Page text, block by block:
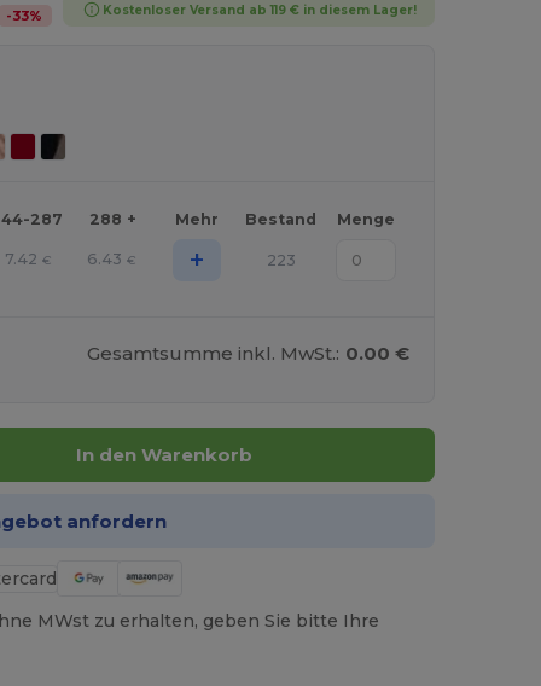
-33% Kostenloser Versand ab 119 € in diesem Lager!
287 288 + Mehr Bestand Menge
7.42 € 6.43 € + 223
Gesamtsumme inkl. MwSt.: 0.00 €
In den Warenkorb
anfordern
MWst zu erhalten, geben Sie bitte Ihre